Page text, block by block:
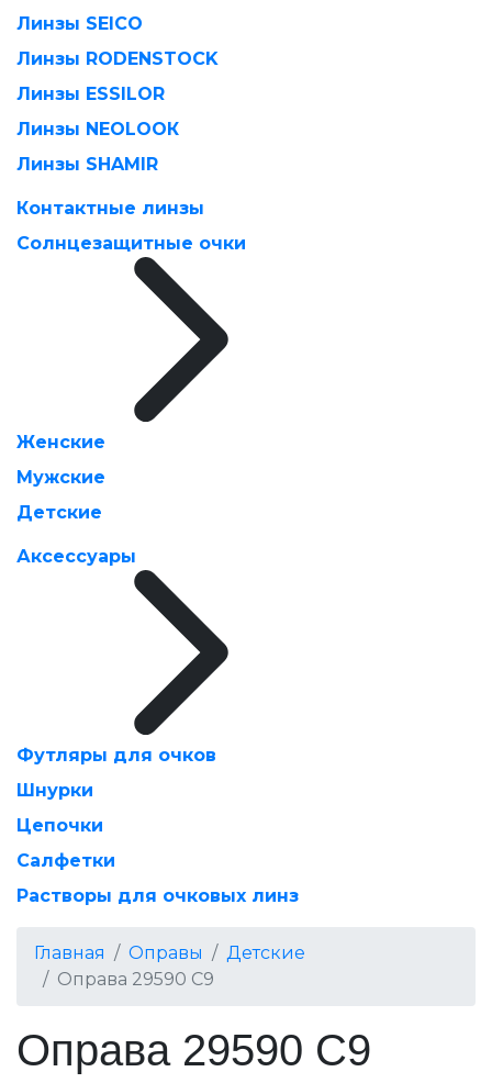
Линзы SEICO
Линзы RODENSTOCK
Линзы ESSILOR
Линзы NEOLOOК
Линзы SHAMIR
Контактные линзы
Солнцезащитные очки
Женские
Мужские
Детские
Аксессуары
Футляры для очков
Шнурки
Цепочки
Салфетки
Растворы для очковых линз
Главная Оправы
Детские
Оправа 29590 С9
Оправа 29590 С9